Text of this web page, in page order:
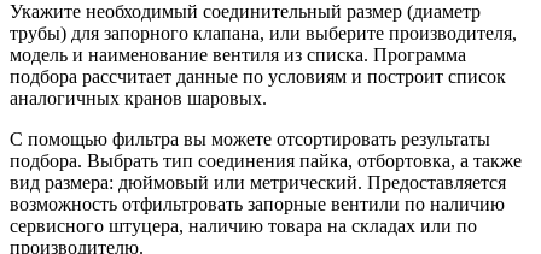
Укажите необходимый соединительный размер (диаметр
трубы) для запорного клапана, или выберите производителя,
модель и наименование вентиля из списка. Программа
подбора рассчитает данные по условиям и построит список
аналогичных кранов шаровых.
С помощью фильтра вы можете отсортировать результаты
подбора. Выбрать тип соединения пайка, отбортовка, а также
вид размера: дюймовый или метрический. Предоставляется
возможность отфильтровать запорные вентили по наличию
сервисного штуцера, наличию товара на складах или по
производителю.